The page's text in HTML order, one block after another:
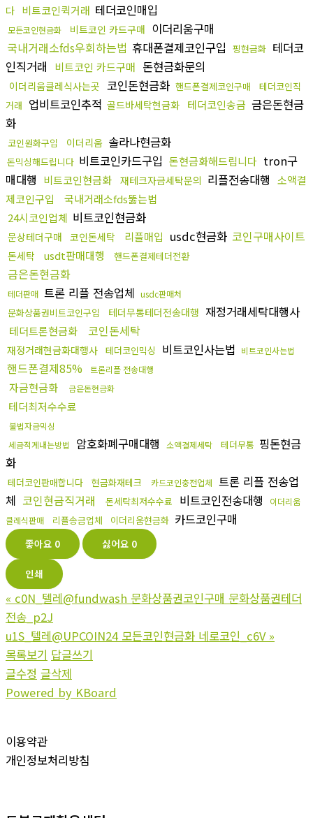
다 비트코인퀵거래 테더코인매입
모든코인현금화 비트코인 카드구매 이더리움구매
국내거래소fds우회하는법 휴대폰결제코인구입 핑현금화 테더코
인직거래
비트코인 카드구매 돈현금화문의
이더리움클레식사는곳 코인돈현금화 핸드폰결제코인구매
테더코인직
거래 업비트코인추적 골드바세탁현금화 테더코인송금 금은돈현금
화
코인원화구입 이더리움 솔라나현금화
돈믹싱해드립니다 비트코인카드구입 돈현금화해드립니다 tron구
매대행 비트코인현금화 재테크자금세탁문의 리플전송대행 소액결
제코인구입
국내거래소fds뚫는법
24시코인업체 비트코인현금화
문상테더구매 코인돈세탁 리플매입 usdc현금화 코인구매사이트
돈세탁 usdt판매대행 핸드폰결제테더전환
금은돈현금화
테더판매 트론 리플 전송업체 usdc판매처
문화상품권비트코인구입 테더무통테더전송대행 재정거래세탁대행사
테더트론현금화 코인돈세탁
재정거래현금화대행사 테더코인믹싱 비트코인사는법 비트코인사는법
핸드폰결제85% 트론리플 전송대행
자금현금화 금은돈현금화
테더최저수수료
불법자금믹싱
세금적게내는방법
암호화폐구매대행 소액결제세탁 테더무통 핑돈현금
화
테더코인판매합니다 현금화재테크 카드코인충전업체 트론 리플 전송업
체 코인현금직거래 돈세탁최저수수료 비트코인전송대행
이더리움
클레식판매
리플송금업체 이더리움현금화 카드코인구매
좋아요 0 싫어요 0
인쇄
« c0N_텔레@fundwash 문화상품권코인구매 문화상품권테더
전송_p2J
u1S_텔레@UPCOIN24 모든코인현금화 네로코인_c6V »
목록보기 답글쓰기
글수정 글삭제
Powered by KBoard
이용약관
개인정보처리방침